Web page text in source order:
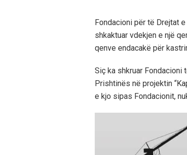
Fondacioni për të Drejtat
shkaktuar vdekjen e një
qenve endacakë për
Siç ka shkruar Fondacioni
Prishtinës në projektin
e kjo sipas Fondacionit,